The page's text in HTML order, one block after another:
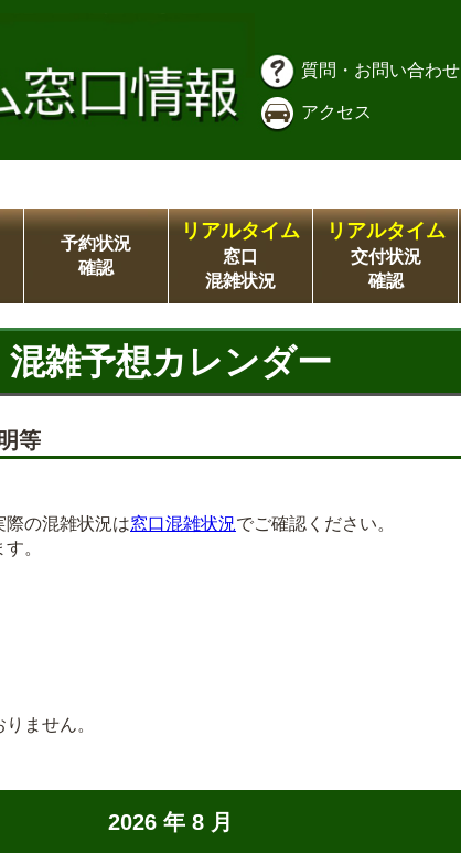
質問・お問い合わせ
アクセス
予約状況
確認
リアルタイム
窓口
混雑状況
リアルタイム
交付状況
確認
混雑予想カレンダー
等
際の混雑状況は窓口混雑状況でご確認ください。
。
ません。
2026 年 8 月